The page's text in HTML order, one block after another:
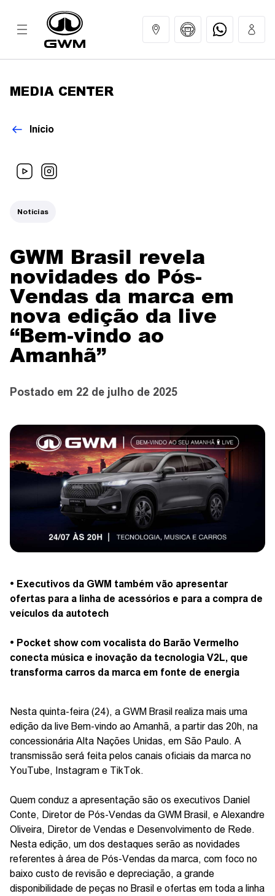
CONTATO
CONCESSIONÁRIAS
TEST DRIVE
WhatsApp
MEDIA CENTER
Início
Notícias
GWM Brasil revela
novidades do Pós-
Vendas da marca em
nova edição da live
“Bem-vindo ao
Amanhã”
Postado em 22 de julho de 2025
• Executivos da GWM também vão apresentar
ofertas para a linha de acessórios e para a compra de
veículos da autotech
• Pocket show com vocalista do Barão Vermelho
conecta música e inovação da tecnologia V2L, que
transforma carros da marca em fonte de energia
Nesta quinta-feira (24), a GWM Brasil realiza mais uma
edição da live Bem-vindo ao Amanhã, a partir das 20h, na
concessionária Alta Nações Unidas, em São Paulo. A
transmissão será feita pelos canais oficiais da marca no
YouTube, Instagram e TikTok.
Quem conduz a apresentação são os executivos Daniel
Conte, Diretor de Pós-Vendas da GWM Brasil, e Alexandre
Oliveira, Diretor de Vendas e Desenvolvimento de Rede.
Nesta edição, um dos destaques serão as novidades
referentes à área de Pós-Vendas da marca, com foco no
baixo custo de revisão e depreciação, a grande
disponibilidade de peças no Brasil e ofertas em toda a linha